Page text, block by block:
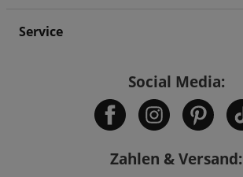
Service
Social Media:
Zahlen & Versand: